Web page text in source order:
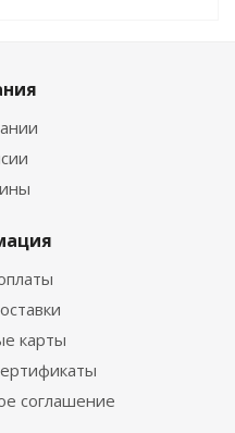
карты
соглашение